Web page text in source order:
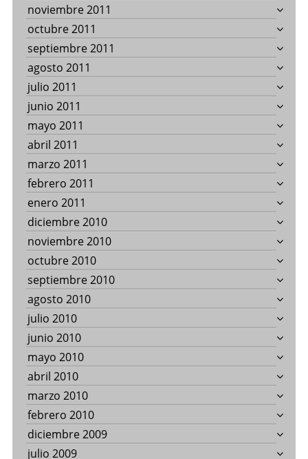
noviembre 2011
octubre 2011
septiembre 2011
agosto 2011
julio 2011
junio 2011
mayo 2011
abril 2011
marzo 2011
febrero 2011
enero 2011
diciembre 2010
noviembre 2010
octubre 2010
septiembre 2010
agosto 2010
julio 2010
junio 2010
mayo 2010
abril 2010
marzo 2010
febrero 2010
diciembre 2009
julio 2009